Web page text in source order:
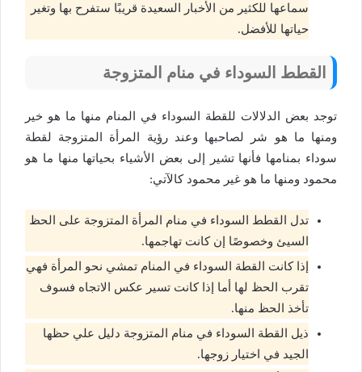
سماعها للكثير من الأخبار السعيدة قريبًا ستفرح بها وتغير
حياتها للأفضل.
القطط السوداء في منام المتزوجة
توجد بعض الدلالات للقطة السوداء في المنام منها ما هو خير
ومنها ما هو شر لصاحبها وعند رؤية المرأة المتزوجة لقطة
سوداء بمنامها فأنها تشير إلى بعض الأشياء بحياتها منها ما هو
محمود ومنها ما هو غير محمود كالآتي:
تدل القطط السوداء في منام المرأة المتزوجة على الحظ
السيئ وخصوصًا إن كانت تهاجمها.
إذا كانت القطة السوداء في المنام تمشي نحو المرأة فهي
تقرب الحظ لها أما إذا كانت تسير عكس الاتجاه فسوف
تأخذ الحظ منها.
ذيل القطة السوداء في منام المتزوجة دليل علي حظها
الجيد في اختيار زوجها.